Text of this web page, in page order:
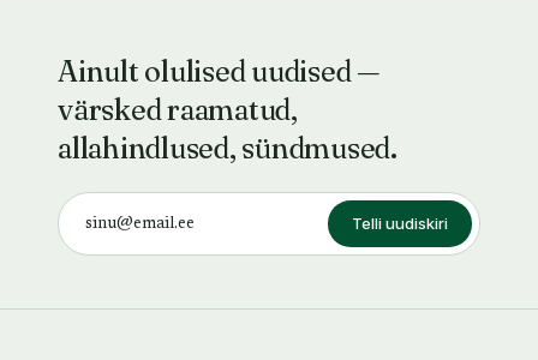
Ainult olulised uudised —
värsked raamatud,
allahindlused, sündmused.
Telli uudiskiri